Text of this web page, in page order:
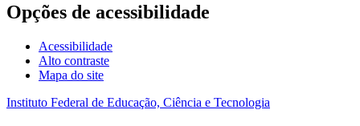
Opções de acessibilidade
Acessibilidade
Alto contraste
Mapa do site
Instituto Federal de Educação, Ciência e Tecnologia